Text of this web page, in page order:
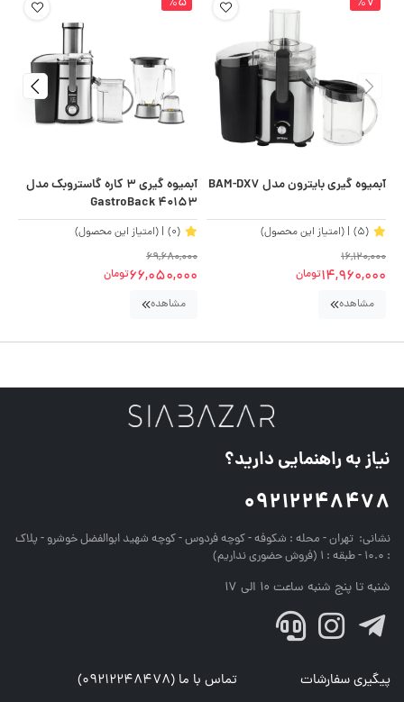
آبمیوه گیری بایترون مدل BAM-DX7
(5)
| (امتیاز این محصول)
16,120,000
14,960,000تومان
مشاهده
آبمیوه گیری 3 کاره گاستروبک مدل
GastroBack 40153
(0)
| (امتیاز این محصول)
69,680,000
66,050,000تومان
مشاهده
نیاز به راهنمایی دارید؟
09212248478
نشانی: تهران - محله : شکوفه - کوچه فردوس - کوچه شهید ابوالفضل خوشرو - پلاک
: 10.0 - طبقه : 1 (فروش حضوری نداریم)
شنبه تا پنج شنبه ساعت 10 الی 17
پیگیری سفارشات تماس با ما (09212248478)